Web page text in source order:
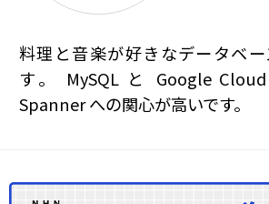
料理と音楽が好きなデータベ
す。 MySQL と Google
Spanner への関心が高いです。